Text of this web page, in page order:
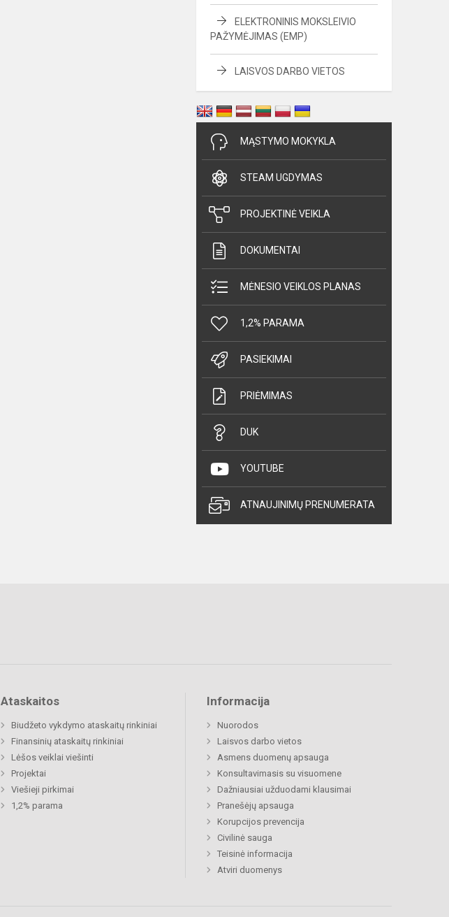
ELEKTRONINIS MOKSLEIVIO
PAŽYMĖJIMAS (EMP)
LAISVOS DARBO VIETOS
MĄSTYMO MOKYKLA
STEAM UGDYMAS
PROJEKTINĖ VEIKLA
DOKUMENTAI
MĖNESIO VEIKLOS PLANAS
1,2% PARAMA
PASIEKIMAI
PRIĖMIMAS
DUK
YOUTUBE
ATNAUJINIMŲ PRENUMERATA
Ataskaitos
Biudžeto vykdymo ataskaitų rinkiniai
Finansinių ataskaitų rinkiniai
Lėšos veiklai viešinti
Projektai
Viešieji pirkimai
1,2% parama
Informacija
Nuorodos
Laisvos darbo vietos
Asmens duomenų apsauga
Konsultavimasis su visuomene
Dažniausiai užduodami klausimai
Pranešėjų apsauga
Korupcijos prevencija
Civilinė sauga
Teisinė informacija
Atviri duomenys